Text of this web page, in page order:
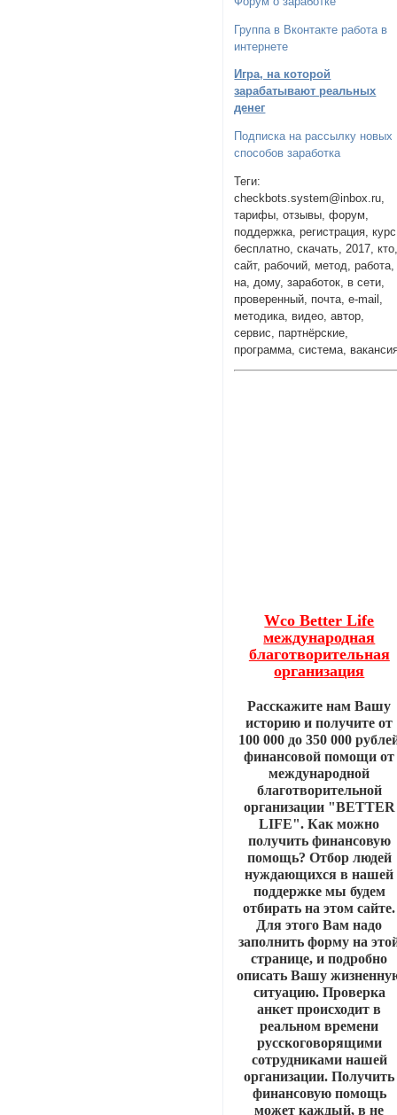
Группа в Вконтакте работа в
интернете
Игра, на которой
зарабатывают реальных
денег
Подписка на рассылку новых
способов заработка
Теги:
checkbots.system@inbox.ru,
тарифы, отзывы, форум,
поддержка, регистрация,
бесплатно, скачать, 2017,
сайт, рабочий, метод, работа,
на, дому, заработок, в сети,
проверенный, почта, e-mail,
методика, видео, автор,
сервис, партнёрские,
программа, система,
Wco Better Life
международная
благотворительная
организация
Расскажите нам Вашу
историю и получите от
100 000 до 350 000
финансовой помощи от
международной
благотворительной
организации "BETTER
LIFE". Как можно
получить финансовую
помощь? Отбор людей
нуждающихся в нашей
поддержке мы будем
отбирать на этом сайте.
Для этого Вам надо
заполнить форму на
странице, и подробно
описать Вашу
ситуацию. Проверка
анкет происходит в
реальном времени
русскоговорящими
сотрудниками нашей
организации. Получить
финансовую помощь
может каждый, в не